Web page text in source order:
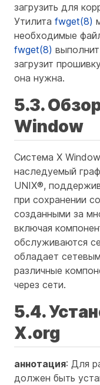
загрузить для
Утилита fwget(8)
необходимые
fwget(8)
загрузит
она нужна.
5.3.
Window
Система X
наследуемый
UNIX®,
при сохранении
созданными за
включая
обслуживаются
обладает
различные
через сети.
5.4.
X.org
аннотация: Для
должен быть